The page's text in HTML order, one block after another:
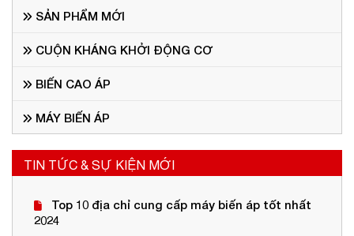
SẢN PHẨM MỚI
CUỘN KHÁNG KHỞI ĐỘNG CƠ
BIẾN CAO ÁP
MÁY BIẾN ÁP
TIN TỨC & SỰ KIỆN MỚI
Top 10 địa chỉ cung cấp máy biến áp tốt nhất
2024